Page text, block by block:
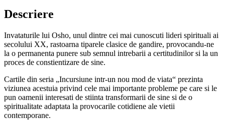
Descriere
Invataturile lui Osho, unul dintre cei mai cunoscuti lideri spirituali ai
secolului XX, rastoarna tiparele clasice de gandire, provocandu-ne
la o permanenta punere sub semnul intrebarii a certitudinilor si la un
proces de constientizare de sine.
Cartile din seria „Incursiune intr-un nou mod de viata“ prezinta
viziunea acestuia privind cele mai importante probleme pe care si le
pun oamenii interesati de stiinta transformarii de sine si de o
spiritualitate adaptata la provocarile cotidiene ale vietii
contemporane.